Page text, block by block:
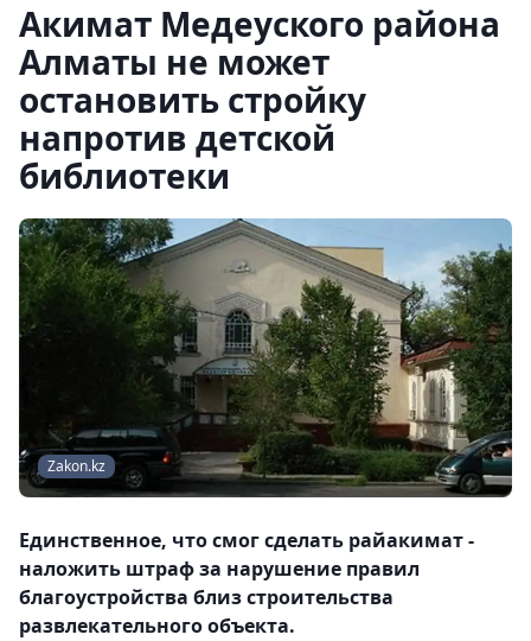
Акимат Медеуского района
Алматы не может
остановить стройку
напротив детской
библиотеки
Zakon.kz
Единственное, что смог сделать райакимат -
наложить штраф за нарушение правил
благоустройства близ строительства
развлекательного объекта.